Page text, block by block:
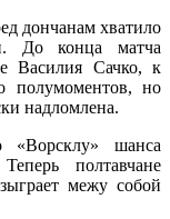
дончанам хватило
До конца матча
Василия Сачко, к
полумоментов, но
надломлена.
«Ворсклу» шанса
полтавчане
межу собой